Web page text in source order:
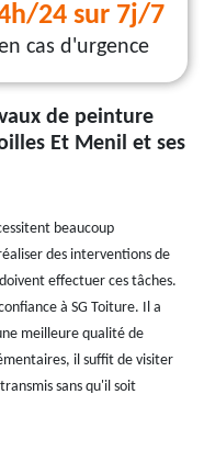
24 sur 7j/7
cas d'urgence
de peinture
Et Menil et ses
beaucoup
des interventions de
effectuer ces tâches.
à SG Toiture. Il a
meilleure qualité de
il suffit de visiter
sans qu'il soit